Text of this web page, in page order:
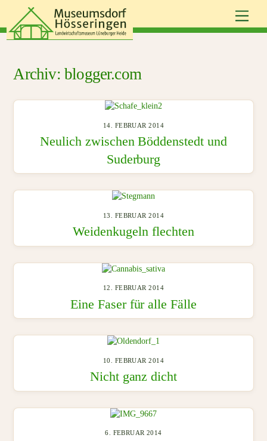
content
blogger.com
14. FEBRUAR 2014
Neulich zwischen Böddenstedt und
Suderburg
13. FEBRUAR 2014
Weidenkugeln flechten
12. FEBRUAR 2014
Eine Faser für alle Fälle
10. FEBRUAR 2014
Nicht ganz dicht
6. FEBRUAR 2014